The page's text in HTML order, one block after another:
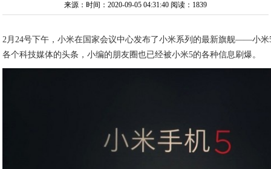
来源：时间：2020-09-05 04:31:40 阅读：1839
2月24号下午，小米在国家会议中心发布了小米系列的最新旗舰——小米
各个科技媒体的头条，小编的朋友圈也已经被小米5的各种信息刷爆。